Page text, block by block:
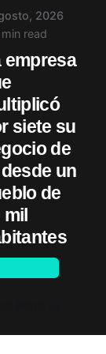
2026
min read
empresa
siete su
de
un
de
mil